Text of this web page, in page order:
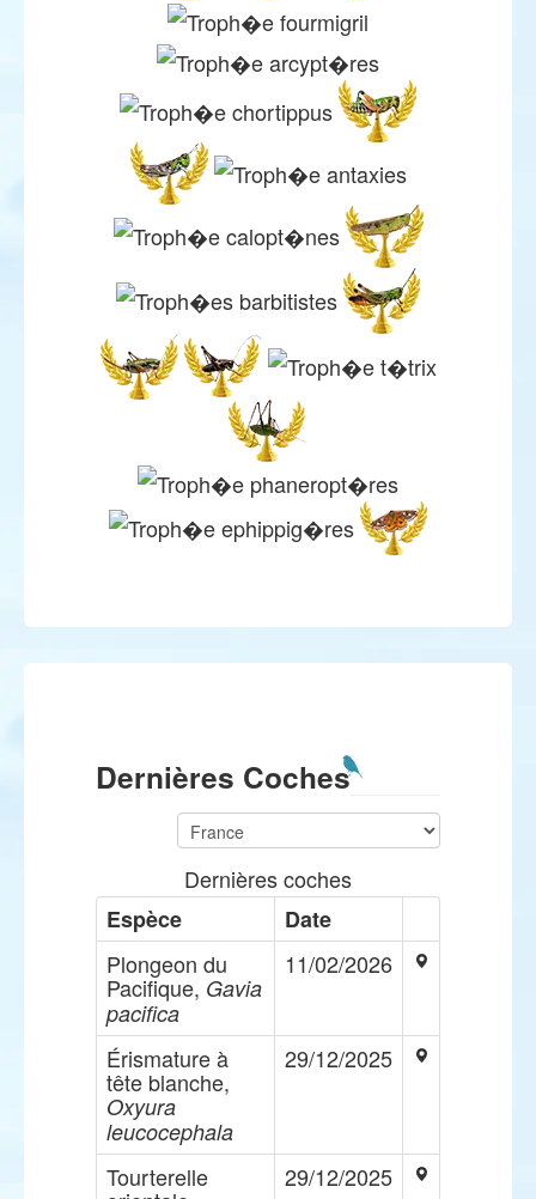
Dernières Coches
Dernières coches
Espèce
Date
Plongeon du
Pacifique, Gavia
pacifica
11/02/2026
Érismature à
tête blanche,
Oxyura
leucocephala
29/12/2025
Tourterelle 29/12/2025